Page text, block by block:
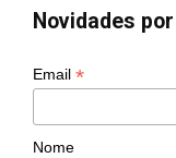
Novidades
Email *
Nome